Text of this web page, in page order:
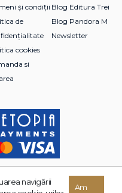
și condiții
de
cookies
si
Blog Editura Trei
Blog Pandora M
Newsletter
drepturile rezervate.
navigării
Am